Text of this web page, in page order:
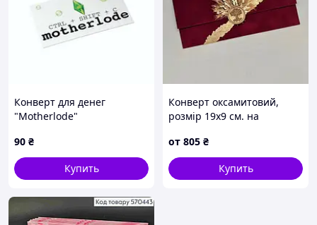
Конверт для денег
"Motherlode"
90 ₴
Купить
Конверт оксамитовий,
розмір 19х9 см. на
декором та поталлю
от 805 ₴
Купить